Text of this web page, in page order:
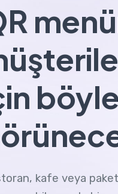
böyle
kafe veya